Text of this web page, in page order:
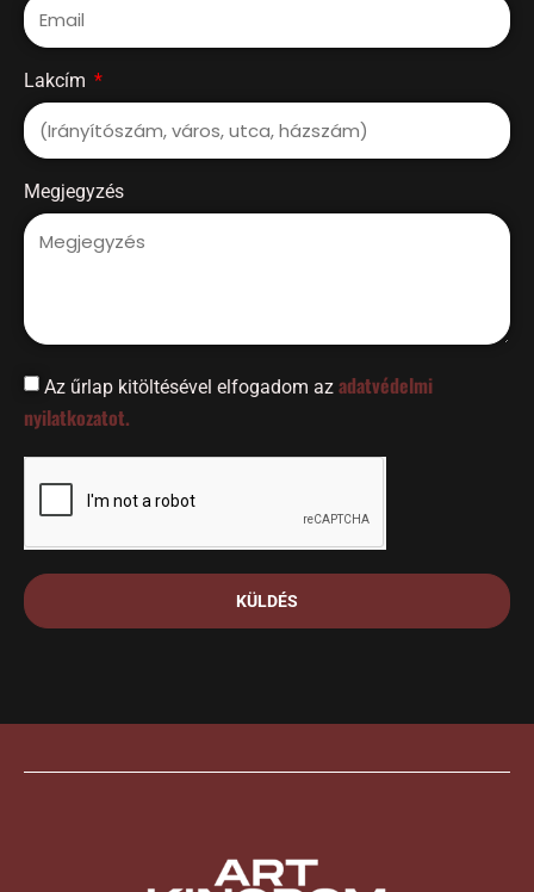
Lakcím
Megjegyzés
Az űrlap kitöltésével elfogadom az adatvédelmi
nyilatkozatot.
KÜLDÉS